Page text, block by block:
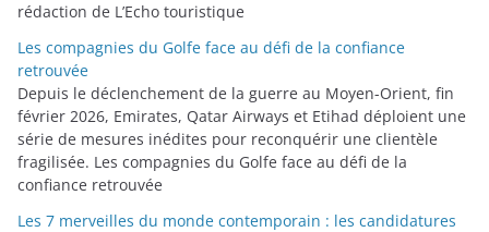
rédaction de L’Echo touristique
Les compagnies du Golfe face au défi de la confiance
retrouvée
Depuis le déclenchement de la guerre au Moyen-Orient, fin
février 2026, Emirates, Qatar Airways et Etihad déploient une
série de mesures inédites pour reconquérir une clientèle
fragilisée. Les compagnies du Golfe face au défi de la
confiance retrouvée
Les 7 merveilles du monde contemporain : les candidatures